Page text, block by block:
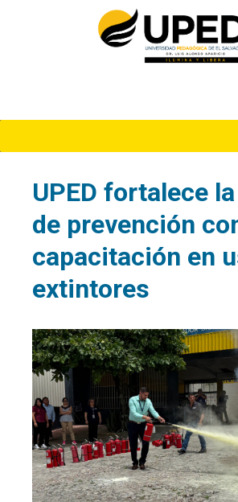
UPED fortalece
de prevención
capacitación en
extintores